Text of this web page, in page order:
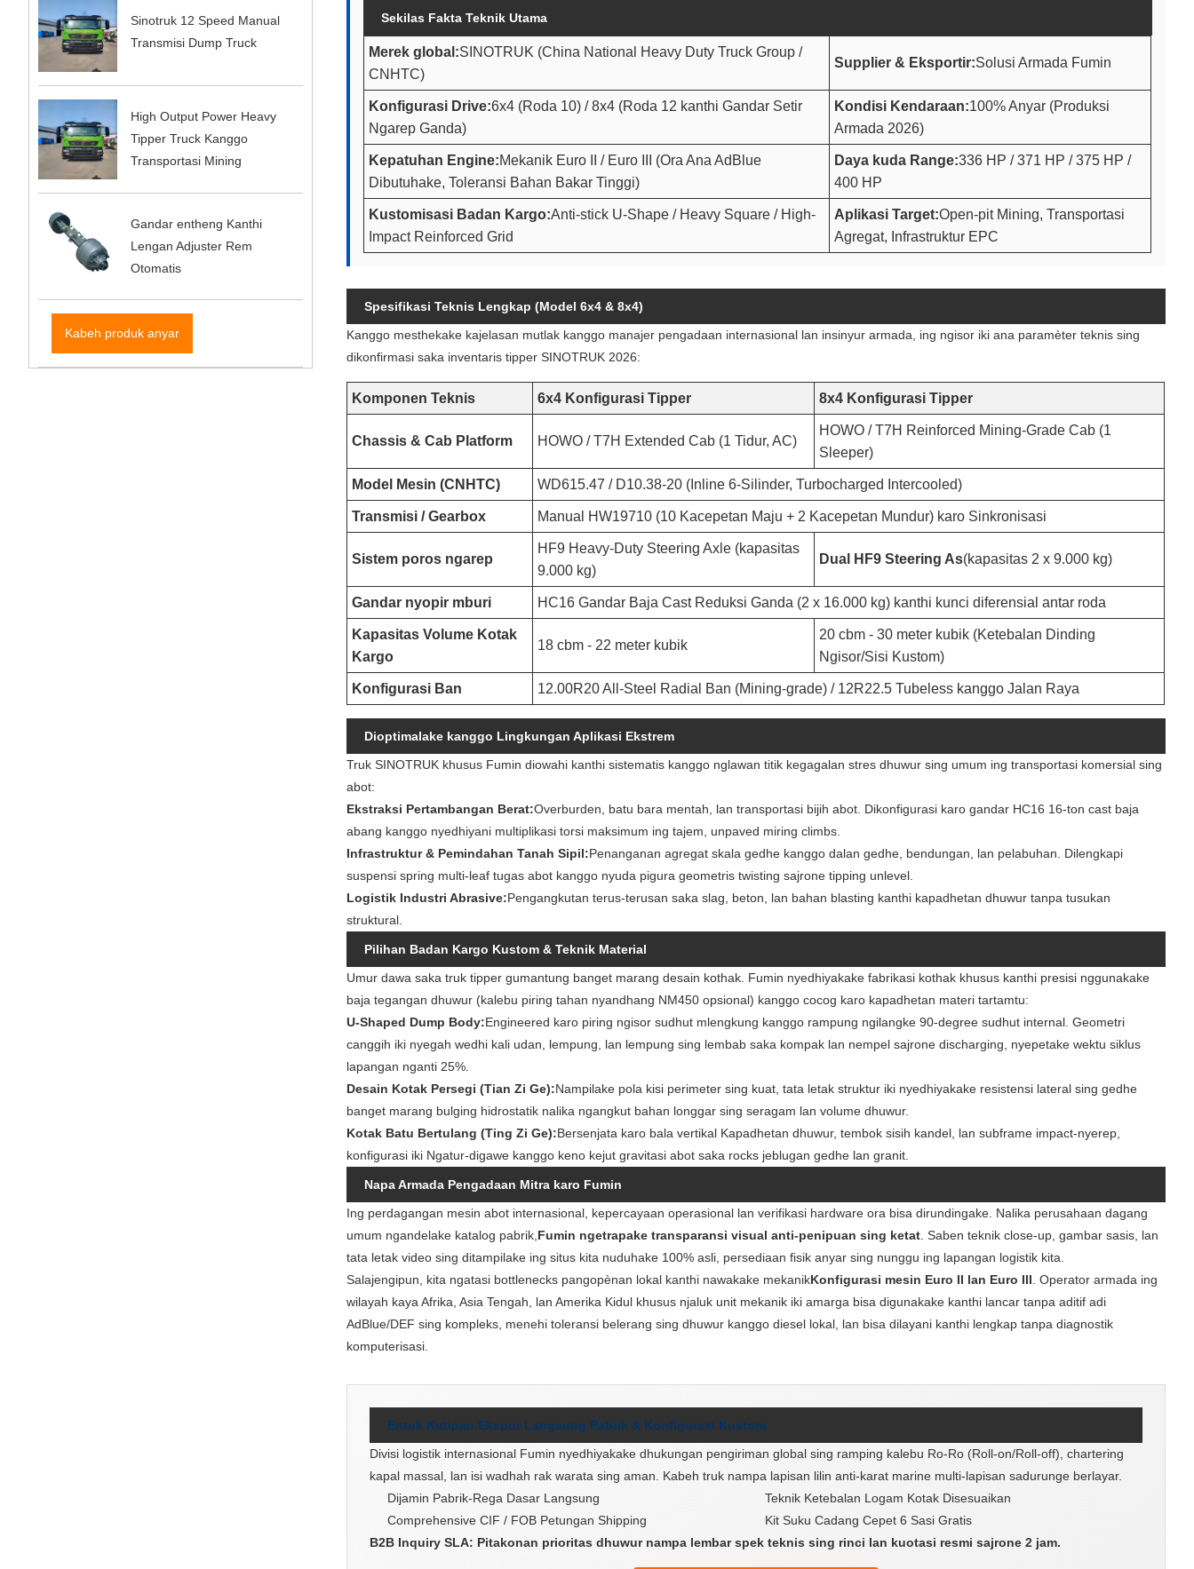
Sinotruk 12 Speed ​​Manual
Transmisi Dump Truck
High Output Power Heavy
Tipper Truck Kanggo
Transportasi Mining
Gandar entheng Kanthi
Lengan Adjuster Rem
Otomatis
Kabeh produk anyar
Sekilas Fakta Teknik Utama
Merek global:SINOTRUK (China National Heavy Duty Truck Group /
CNHTC)
Supplier & Eksportir:Solusi Armada Fumin
Konfigurasi Drive:6x4 (Roda 10) / 8x4 (Roda 12 kanthi Gandar Setir
Ngarep Ganda)
Kondisi Kendaraan:100% Anyar (Produksi
Armada 2026)
Kepatuhan Engine:Mekanik Euro II / Euro III (Ora Ana AdBlue
Dibutuhake, Toleransi Bahan Bakar Tinggi)
Daya kuda Range:336 HP / 371 HP / 375 HP /
400 HP
Kustomisasi Badan Kargo:Anti-stick U-Shape / Heavy Square / High-
Impact Reinforced Grid
Aplikasi Target:Open-pit Mining, Transportasi
Agregat, Infrastruktur EPC
Spesifikasi Teknis Lengkap (Model 6x4 & 8x4)
Kanggo mesthekake kajelasan mutlak kanggo manajer pengadaan internasional lan insinyur armada, ing ngisor iki ana paramèter teknis sing
dikonfirmasi saka inventaris tipper SINOTRUK 2026:
Komponen Teknis 6x4 Konfigurasi Tipper 8x4 Konfigurasi Tipper
Chassis & Cab Platform HOWO / T7H Extended Cab (1 Tidur, AC)
HOWO / T7H Reinforced Mining-Grade Cab (1
Sleeper)
Model Mesin (CNHTC) WD615.47 / D10.38-20 (Inline 6-Silinder, Turbocharged Intercooled)
Transmisi / Gearbox Manual HW19710 (10 Kacepetan Maju + 2 Kacepetan Mundur) karo Sinkronisasi
Sistem poros ngarep
HF9 Heavy-Duty Steering Axle (kapasitas
9.000 kg)
Dual HF9 Steering As(kapasitas 2 x 9.000 kg)
Gandar nyopir mburi HC16 Gandar Baja Cast Reduksi Ganda (2 x 16.000 kg) kanthi kunci diferensial antar roda
Kapasitas Volume Kotak
Kargo
18 cbm - 22 meter kubik
20 cbm - 30 meter kubik (Ketebalan Dinding
Ngisor/Sisi Kustom)
Konfigurasi Ban 12.00R20 All-Steel Radial Ban (Mining-grade) / 12R22.5 Tubeless kanggo Jalan Raya
Dioptimalake kanggo Lingkungan Aplikasi Ekstrem
Truk SINOTRUK khusus Fumin diowahi kanthi sistematis kanggo nglawan titik kegagalan stres dhuwur sing umum ing transportasi komersial sing
abot:
Ekstraksi Pertambangan Berat:Overburden, batu bara mentah, lan transportasi bijih abot. Dikonfigurasi karo gandar HC16 16-ton cast baja
abang kanggo nyedhiyani multiplikasi torsi maksimum ing tajem, unpaved miring climbs.
Infrastruktur & Pemindahan Tanah Sipil:Penanganan agregat skala gedhe kanggo dalan gedhe, bendungan, lan pelabuhan. Dilengkapi
suspensi spring multi-leaf tugas abot kanggo nyuda pigura geometris twisting sajrone tipping unlevel.
Logistik Industri Abrasive:Pengangkutan terus-terusan saka slag, beton, lan bahan blasting kanthi kapadhetan dhuwur tanpa tusukan
struktural.
Pilihan Badan Kargo Kustom & Teknik Material
Umur dawa saka truk tipper gumantung banget marang desain kothak. Fumin nyedhiyakake fabrikasi kothak khusus kanthi presisi nggunakake
baja tegangan dhuwur (kalebu piring tahan nyandhang NM450 opsional) kanggo cocog karo kapadhetan materi tartamtu:
U-Shaped Dump Body:Engineered karo piring ngisor sudhut mlengkung kanggo rampung ngilangke 90-degree sudhut internal. Geometri
canggih iki nyegah wedhi kali udan, lempung, lan lempung sing lembab saka kompak lan nempel sajrone discharging, nyepetake wektu siklus
lapangan nganti 25%.
Desain Kotak Persegi (Tian Zi Ge):Nampilake pola kisi perimeter sing kuat, tata letak struktur iki nyedhiyakake resistensi lateral sing gedhe
banget marang bulging hidrostatik nalika ngangkut bahan longgar sing seragam lan volume dhuwur.
Kotak Batu Bertulang (Ting Zi Ge):Bersenjata karo bala vertikal Kapadhetan dhuwur, tembok sisih kandel, lan subframe impact-nyerep,
konfigurasi iki Ngatur-digawe kanggo keno kejut gravitasi abot saka rocks jeblugan gedhe lan granit.
Napa Armada Pengadaan Mitra karo Fumin
Ing perdagangan mesin abot internasional, kepercayaan operasional lan verifikasi hardware ora bisa dirundingake. Nalika perusahaan dagang
umum ngandelake katalog pabrik, Fumin ngetrapake transparansi visual anti-penipuan sing ketat . Saben teknik close-up, gambar sasis, lan
tata letak video sing ditampilake ing situs kita nuduhake 100% asli, persediaan fisik anyar sing nunggu ing lapangan logistik kita.
Salajengipun, kita ngatasi bottlenecks pangopènan lokal kanthi nawakake mekanikKonfigurasi mesin Euro II lan Euro III . Operator armada ing
wilayah kaya Afrika, Asia Tengah, lan Amerika Kidul khusus njaluk unit mekanik iki amarga bisa digunakake kanthi lancar tanpa aditif adi
AdBlue/DEF sing kompleks, menehi toleransi belerang sing dhuwur kanggo diesel lokal, lan bisa dilayani kanthi lengkap tanpa diagnostik
komputerisasi.
Entuk Kutipan Ekspor Langsung Pabrik & Konfigurasi Kustom
Divisi logistik internasional Fumin nyedhiyakake dhukungan pengiriman global sing ramping kalebu Ro-Ro (Roll-on/Roll-off), chartering
kapal massal, lan isi wadhah rak warata sing aman. Kabeh truk nampa lapisan lilin anti-karat marine multi-lapisan sadurunge berlayar.
Dijamin Pabrik-Rega Dasar Langsung
Teknik Ketebalan Logam Kotak Disesuaikan
Comprehensive CIF / FOB Petungan Shipping
Kit Suku Cadang Cepet 6 Sasi Gratis
B2B Inquiry SLA: Pitakonan prioritas dhuwur nampa lembar spek teknis sing rinci lan kuotasi resmi sajrone 2 jam.